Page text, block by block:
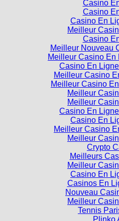
Casino En
Meilleur
Casino
Meilleur Nouveau
Meilleur Casino En
Casino En
Meilleur Casino
Meilleur Casino
Meilleur
Meilleur
Casino En
Casino En
Meilleur Casino
Meilleur
Crypto
Meilleurs
Meilleur
Casino En
Casinos En
Nouveau
Meilleur
Tennis
Plinko
Casino